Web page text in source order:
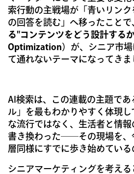
索行動の主戦場が「青いリンク
の回答を読む」へ移ったことで
る"コンテンツをどう設計する
Optimization） が、シニア市
て通れないテーマになってきま
AI検索は、この連載の主題であ
ル」を最もわかりやすく体現し
な流行ではなく、生活者と情
書き換わった──その現場を、
層同様にすでに歩き始めている
シニアマーケティングを考え